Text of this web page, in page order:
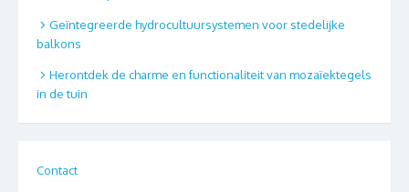
Geïntegreerde hydrocultuursystemen voor stedelijke
balkons
Herontdek de charme en functionaliteit van mozaïektegels
in de tuin
Contact